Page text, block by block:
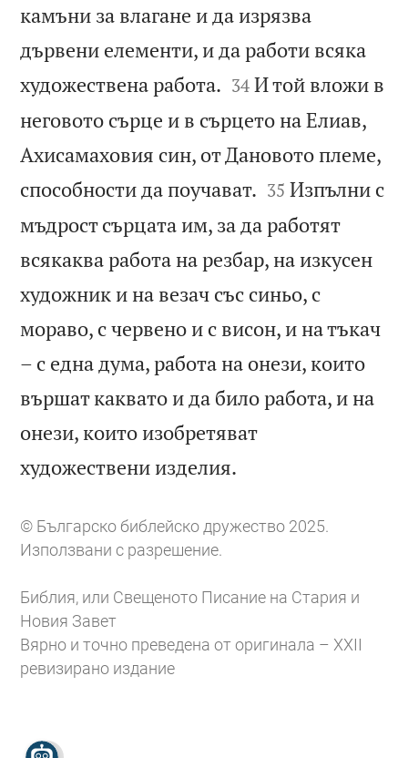
камъни за влагане и да изрязва
дървени елементи, и да работи всяка
художествена работа. 

34 И той вложи в
неговото сърце и в сърцето на Елиав,
Ахисамаховия син, от Дановото племе,
способности да поучават. 

35 Изпълни с
мъдрост сърцата им, за да работят
всякаква работа на резбар, на изкусен
художник и на везач със синьо, с
мораво, с червено и с висон, и на тъкач
– с една дума, работа на онези, които
вършат каквато и да било работа, и на
онези, които изобретяват
художествени изделия.
© Българско библейско дружество 2025.
Използвани с разрешение.
Библия, или Свещеното Писание на Стария и
Новия Завет
Вярно и точно преведена от оригинала – XXII
ревизирано издание